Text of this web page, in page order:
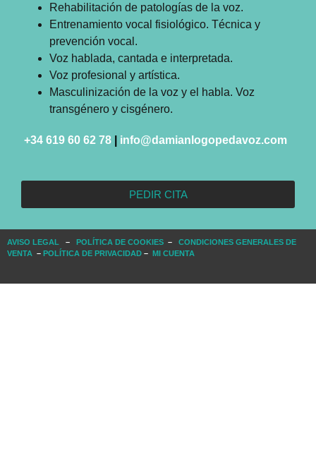
Rehabilitación de patologías de la voz.
Entrenamiento vocal fisiológico. Técnica y
prevención vocal.
Voz hablada, cantada e interpretada.
Voz profesional y artística.
Masculinización de la voz y el habla. Voz
transgénero y cisgénero.
+34 619 60 62 78 info@damianlogopedavoz.com
PEDIR CITA
AVISO LEGAL – POLÍTICA DE COOKIES –
CONDICIONES GENERALES DE
VENTA – POLÍTICA DE PRIVACIDAD – MI CUENTA